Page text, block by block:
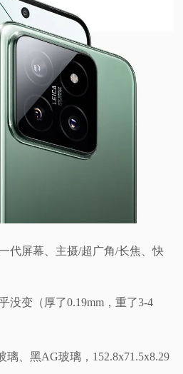
代屏幕、主摄/超广角/长焦、快
没变（厚了0.19mm，重了3-4
璃、黑AG玻璃，152.8x71.5x8.29